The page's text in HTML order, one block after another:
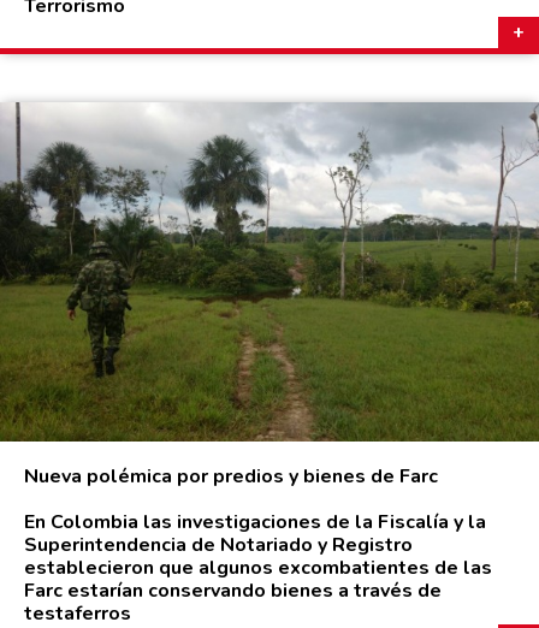
Terrorismo
Nueva polémica por predios y bienes de Farc
En Colombia las investigaciones de la Fiscalía y la
Superintendencia de Notariado y Registro
establecieron que algunos excombatientes de las
Farc estarían conservando bienes a través de
testaferros